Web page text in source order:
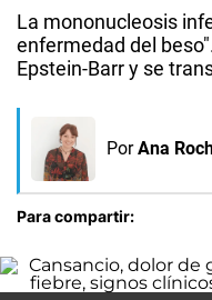
La mononucleosis
enfermedad del
Epstein-Barr y se
Por Ana
Para compartir: